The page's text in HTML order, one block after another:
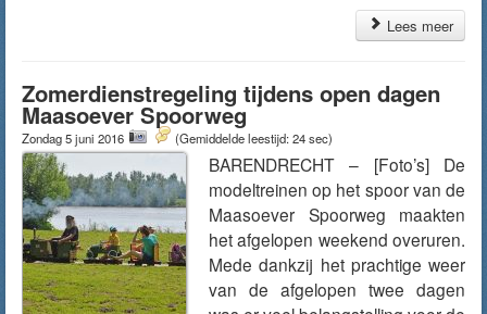
Lees meer
Zomerdienstregeling tijdens open dagen
Maasoever Spoorweg
Zondag 5 juni 2016 (Gemiddelde leestijd: 24 sec)
BARENDRECHT – [Foto’s] De
modeltreinen op het spoor van de
Maasoever Spoorweg maakten
het afgelopen weekend overuren.
Mede dankzij het prachtige weer
van de afgelopen twee dagen